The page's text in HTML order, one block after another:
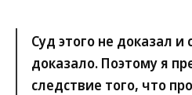
Суд этого не доказал и
доказало. Поэтому я
следствие того, что